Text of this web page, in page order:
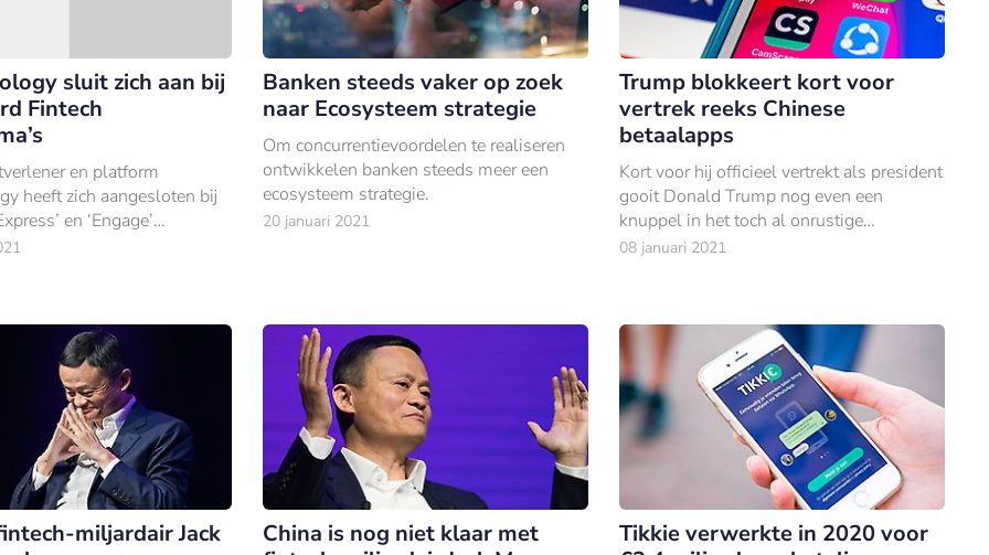
sluit zich aan bij
Fintech
en platform
heeft zich aangesloten bij
en ‘Engage’
van Mastercard.
Banken steeds vaker op zoek
naar Ecosysteem strategie
Om concurrentievoordelen te realiseren
ontwikkelen banken steeds meer een
ecosysteem strategie.
20 januari 2021
Trump blokkeert kort voor
vertrek reeks Chinese
betaalapps
Kort voor hij officieel vertrekt als president
gooit Donald Trump nog even een
knuppel in het toch al onrustige
hoenderhok.
08 januari 2021
miljardair Jack
China is nog niet klaar met
Tikkie verwerkte in 2020 voor